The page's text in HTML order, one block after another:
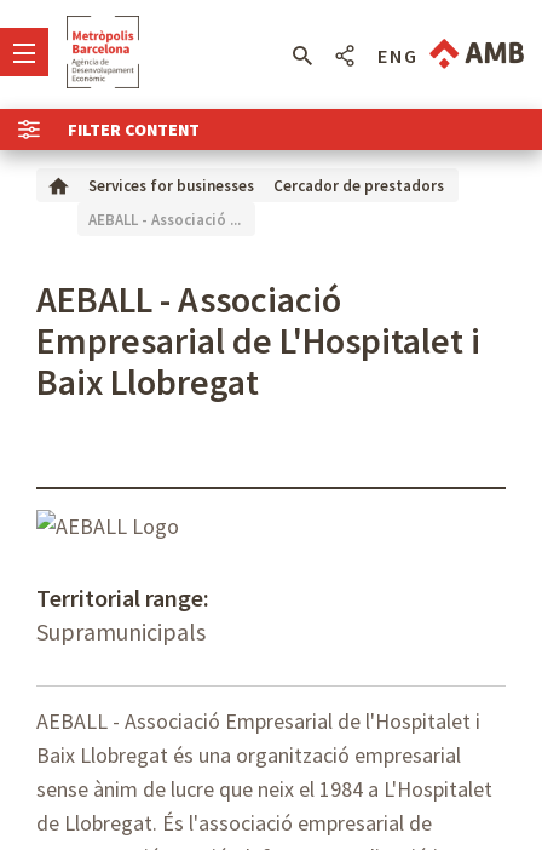
FILTER CONTENT
ENG
Services for businesses
Cercador de prestadors
AEBALL - Associació ...
AEBALL - Associació
Empresarial de L'Hospitalet i
Baix Llobregat
Territorial range:
Supramunicipals
AEBALL - Associació Empresarial de l'Hospitalet i
Baix Llobregat és una organització empresarial
sense ànim de lucre que neix el 1984 a L'Hospitalet
de Llobregat. És l'associació empresarial de